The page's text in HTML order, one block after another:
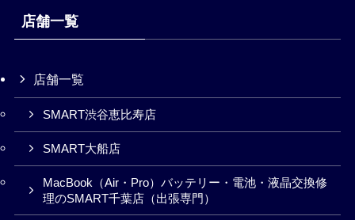
店舗一覧
店舗一覧
SMART渋谷恵比寿店
SMART大船店
MacBook（Air・Pro）バッテリー・電池・液晶交換修
理のSMART千葉店（出張専門）